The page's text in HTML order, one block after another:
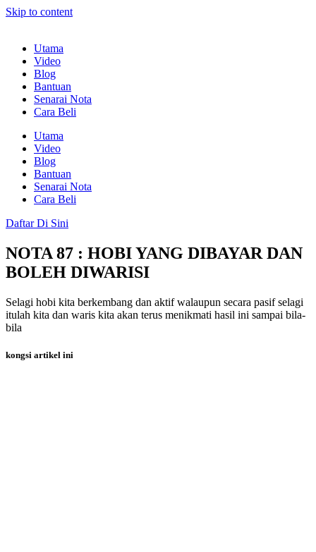
Skip to content
Utama
Video
Blog
Bantuan
Senarai Nota
Cara Beli
Utama
Video
Blog
Bantuan
Senarai Nota
Cara Beli
Daftar Di Sini
NOTA 87 : HOBI YANG DIBAYAR DAN
BOLEH DIWARISI
Selagi hobi kita berkembang dan aktif walaupun secara pasif selagi
itulah kita dan waris kita akan terus menikmati hasil ini sampai bila-
bila
kongsi artikel ini